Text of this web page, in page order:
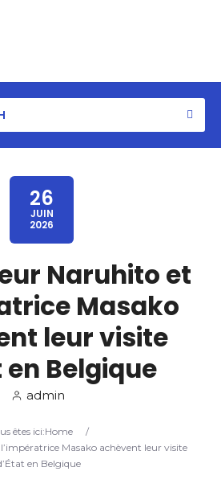
26
JUIN
2026
Naruhito et
Masako
leur visite
en Belgique
admin
êtes ici:Home
/
Masako achèvent leur visite
en Belgique